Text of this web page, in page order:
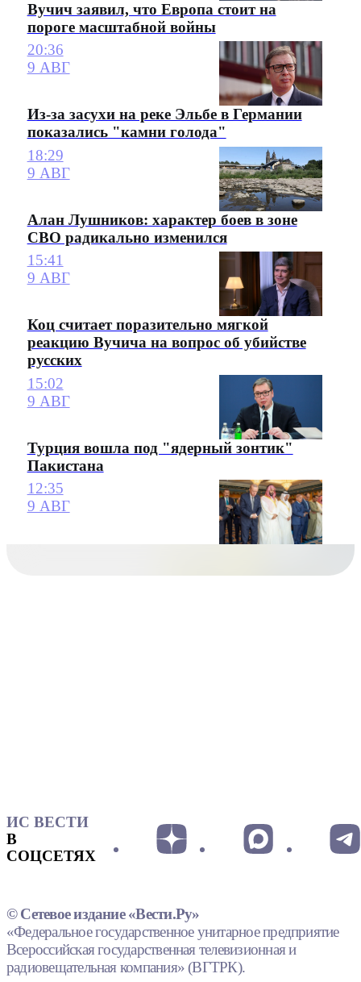
Вучич заявил, что Европа стоит на
пороге масштабной войны
20:36
9 АВГ
Из-за засухи на реке Эльбе в Германии
показались "камни голода"
18:29
9 АВГ
Алан Лушников: характер боев в зоне
СВО радикально изменился
15:41
9 АВГ
Коц считает поразительно мягкой
реакцию Вучича на вопрос об убийстве
русских
15:02
9 АВГ
Турция вошла под "ядерный зонтик"
Пакистана
12:35
9 АВГ
ИС ВЕСТИ
В
СОЦСЕТЯХ
© Сетевое издание «Вести.Ру»
«Федеральное государственное унитарное предприятие
Всероссийская государственная телевизионная и
радиовещательная компания» (ВГТРК).